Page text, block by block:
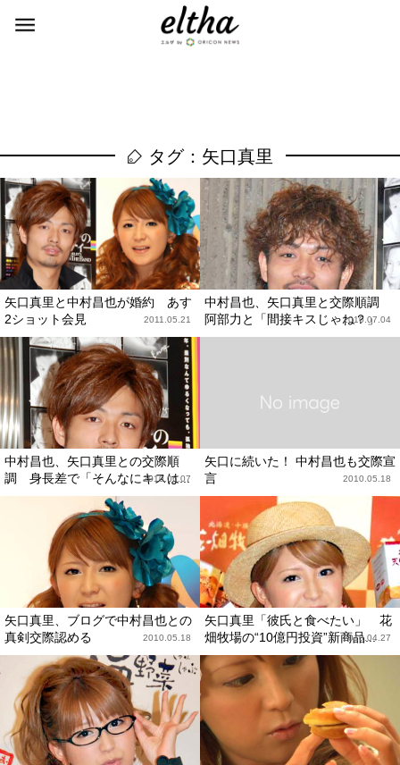
タグ：矢口真里
矢口真里と中村昌也が婚約 あす
2ショット会見
2011.05.21
中村昌也、矢口真里と交際順調
阿部力と「間接キスじゃね？」
2010.07.04
中村昌也、矢口真里との交際順
調 身長差で「そんなにキスは...
2010.06.07
矢口に続いた！ 中村昌也も交際宣
言
2010.05.18
矢口真里、ブログで中村昌也との
真剣交際認める
2010.05.18
矢口真里「彼氏と食べたい」 花
畑牧場の“10億円投資”新商品...
2010.04.27